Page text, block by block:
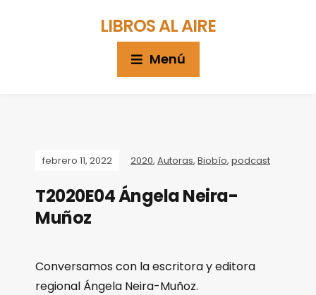
LIBROS AL AIRE
Menú
febrero 11, 2022 2020, Autoras, Biobío, podcast
T2020E04 Ángela Neira-
Muñoz
Conversamos con la escritora y editora
regional Ángela Neira-Muñoz.